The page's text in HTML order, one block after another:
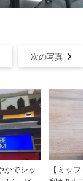
次の写真